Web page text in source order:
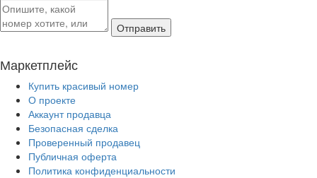
Отправить
Маркетплейс
Купить красивый номер
О проекте
Аккаунт продавца
Безопасная сделка
Проверенный продавец
Публичная оферта
Политика конфиденциальности